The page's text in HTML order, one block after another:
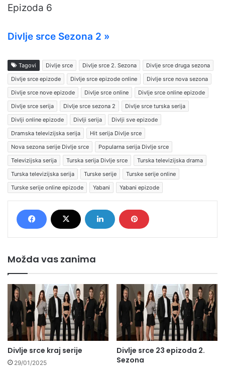
Epizoda 6
Divlje srce Sezona 2 »
Tagovi Divlje srce Divlje srce 2. Sezona
Divlje srce druga sezona
Divlje srce epizode
Divlje srce epizode online
Divlje srce nova sezona
Divlje srce nove epizode
Divlje srce online
Divlje srce online epizode
Divlje srce serija
Divlje srce sezona 2
Divlje srce turska serija
Divlji online epizode
Divlji serija
Divlji sve epizode
Dramska televizijska serija
Hit serija Divlje srce
Nova sezona serije Divlje srce
Popularna serija Divlje srce
Televizijska serija
Turska serija Divlje srce
Turska televizijska drama
Turska televizijska serija
Turske serije
Turske serije online
Turske serije online epizode
Yabani Yabani epizode
Možda vas zanima
Divlje srce kraj serije
29/01/2025
Divlje srce 23 epizoda 2.
Sezona